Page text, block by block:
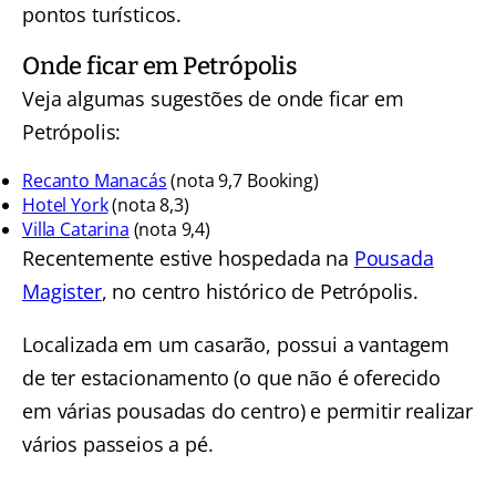
pontos turísticos.
Onde ficar em Petrópolis
Veja algumas sugestões de onde ficar em
Petrópolis:
Recanto Manacás(nota 9,7 Booking)
Hotel York(nota 8,3)
Villa Catarina (nota 9,4)
Recentemente estive hospedada na Pousada
Magister, no centro histórico de Petrópolis.
Localizada em um casarão, possui a vantagem
de ter estacionamento (o que não é oferecido
em várias pousadas do centro) e permitir realizar
vários passeios a pé.